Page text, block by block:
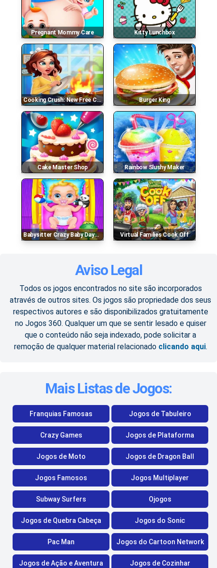
Pregnant Mommy Care Kitty Lunchbox
Cooking Crush: New Free Cooking Games Madness Burger King
Cake Master Shop Rainbow Slushy Maker
Babysitter Crazy Baby Daycare Virtual Families Cook Off
Aviso Legal
Todos os jogos encontrados no site são incorporados
através de outros sites. Os jogos são propriedade dos seus
respectivos autores e são disponibilizados gratuitamente
no Jogos 360. Qualquer um que se sentir lesado e quiser
que o conteúdo não seja indexado, pode solicitar a
remoção de qualquer material relacionado clicando aqui.
Mais Listas de Jogos:
Franquias Famosas Jogos de Tabuleiro
Crazy Games Jogos de Plataforma
Jogos de Moto Jogos de Dragon Ball
Jogos Famosos Jogos Multiplayer
Subway Surfers Ojogos
Jogos de Quebra Cabeça Jogos do Sonic
Pac Man Jogos do Cartoon Network
Jogos de Ação e Aventura Jogos de Cozinhar